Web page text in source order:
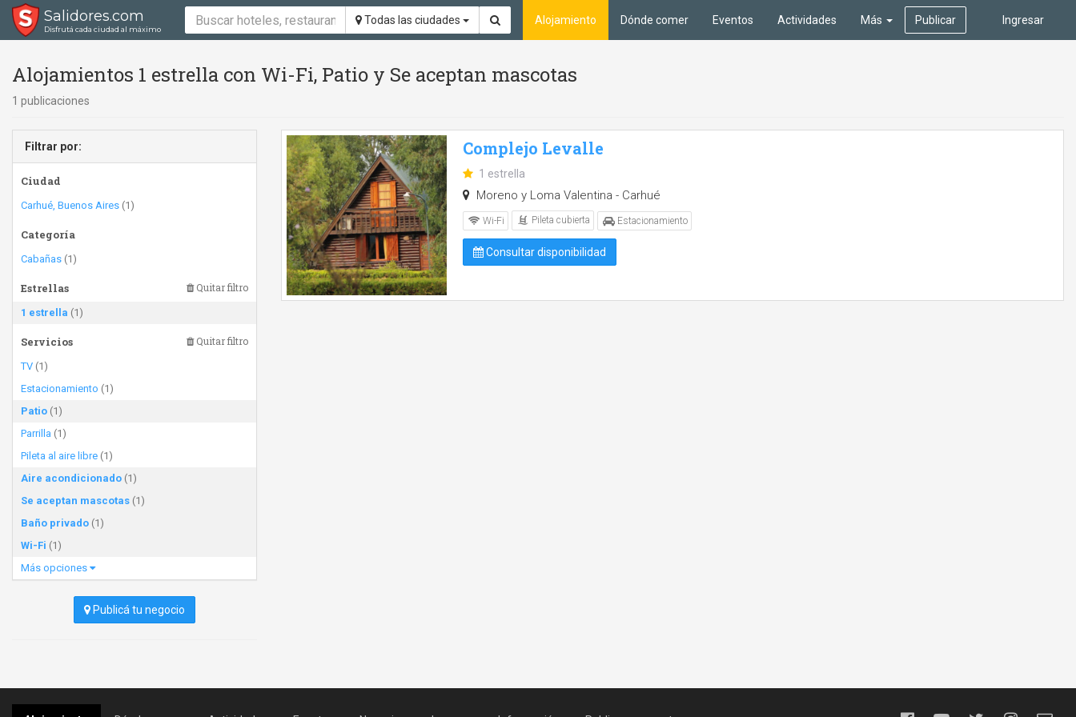
Salidores.com
Disfrutá cada ciudad al máximo
Todas las ciudades Ingresar
Alojamiento Dónde comer Eventos Actividades Más Publicar
Alojamientos 1 estrella con Wi-Fi, Patio y Se aceptan mascotas
1 publicaciones
Filtrar por:
Ciudad
Carhué, Buenos Aires (1)
Categoría
Cabañas (1)
Estrellas Quitar filtro
1 estrella (1)
Servicios Quitar filtro
TV (1)
Estacionamiento (1)
Patio (1)
Parrilla (1)
Pileta al aire libre (1)
Aire acondicionado (1)
Se aceptan mascotas (1)
Baño privado (1)
Wi-Fi (1)
Más opciones
Publicá tu negocio
Complejo Levalle
1 estrella
Moreno y Loma Valentina - Carhué
Wi-Fi Pileta cubierta Estacionamiento
Consultar disponibilidad